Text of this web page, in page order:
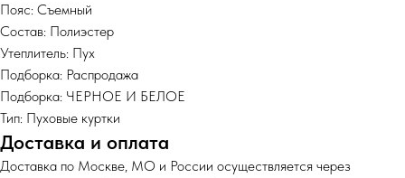
Пояс: Съемный
Состав: Полиэстер
Утеплитель: Пух
Подборка: Распродажа
Подборка: ЧЕРНОЕ И БЕЛОЕ
Тип: Пуховые куртки
Доставка и оплата
Доставка по Москве, МО и России осуществляется через